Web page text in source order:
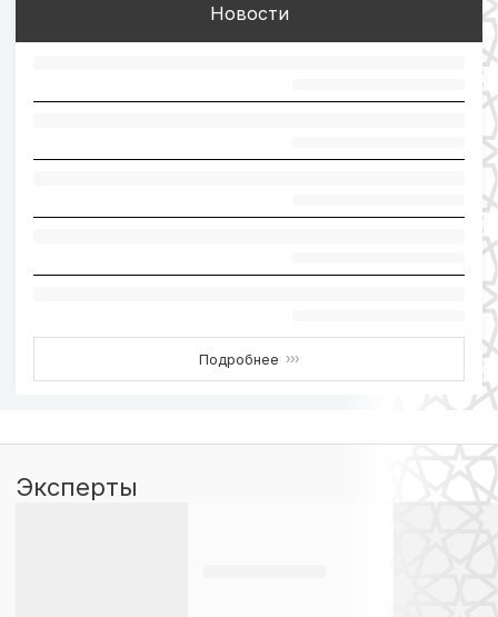
Новости
Подробнее ›››
Эксперты